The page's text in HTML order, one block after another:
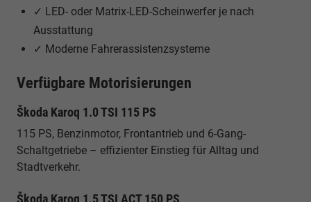
✓ LED- oder Matrix-LED-Scheinwerfer je nach
Ausstattung
✓ Moderne Fahrerassistenzsysteme
Verfügbare Motorisierungen
Škoda Karoq 1.0 TSI 115 PS
115 PS, Benzinmotor, Frontantrieb und 6-Gang-
Schaltgetriebe – effizienter Einstieg für Alltag und
Stadtverkehr.
Škoda Karoq 1.5 TSI ACT 150 PS